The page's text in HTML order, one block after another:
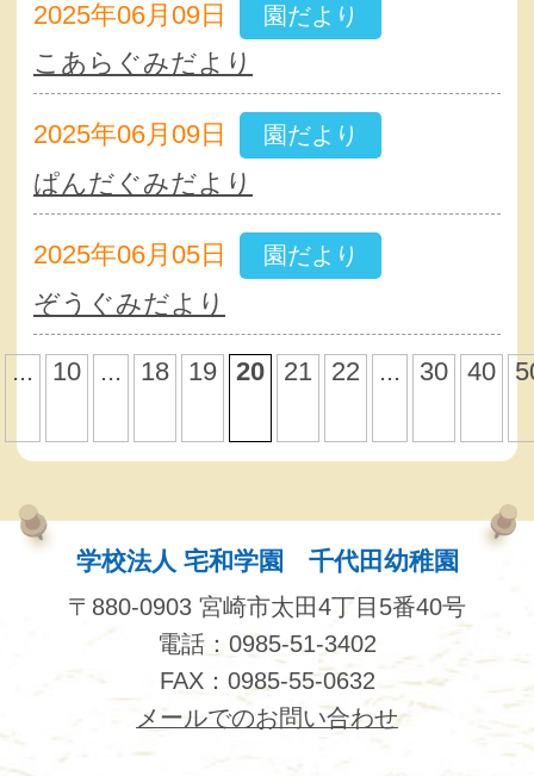
2025年06月09日 園だより
こあらぐみだより
2025年06月09日 園だより
ぱんだぐみだより
2025年06月05日 園だより
ぞうぐみだより
... 10 ... 18 19 20 21 22 ... 30 40
学校法人 宅和学園 千代田幼稚園
〒880-0903 宮崎市太田4丁目5番40号
電話：0985-51-3402
FAX：0985-55-0632
メールでのお問い合わせ